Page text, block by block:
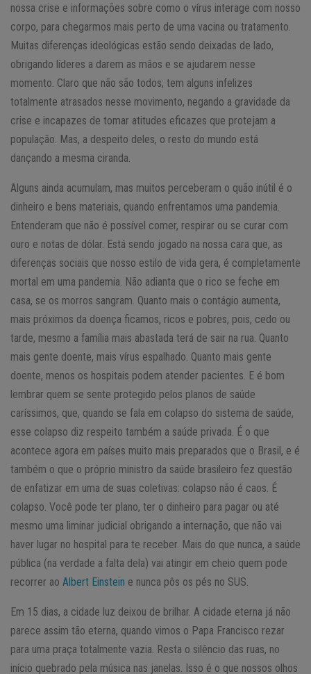
nossa crise e informações sobre como o vírus interage com nosso
corpo, para chegarmos mais perto de uma vacina ou tratamento.
Muitas diferenças ideológicas estão sendo deixadas de lado,
obrigando líderes a darem as mãos e se ajudarem nesse
momento. Claro que não são todos; tem alguns infelizes
totalmente atrasados nesse movimento, negando a gravidade da
crise e incapazes de tomar atitudes eficazes que protejam a
população. Mas, a despeito deles, o resto do mundo está
dançando a mesma ciranda.
Alguns ainda acumulam, mas muitos perceberam o quão inútil é o
dinheiro e bens materiais, quando enfrentamos uma pandemia.
Entenderam que não é possível comer, respirar ou se curar com
ouro e notas de dólar. Está sendo jogado na nossa cara que, as
diferenças sociais que nosso estilo de vida gera, é completamente
mortal em uma pandemia. Não adianta que o rico se feche em
casa, se os morros sangram. Quanto mais o contágio aumenta,
mais próximos da doença ficamos, ricos e pobres, pois, cedo ou
tarde, mesmo a família mais abastada terá de sair na rua. Quanto
mais gente doente, mais vírus espalhado. Quanto mais gente
doente, menos os hospitais podem atender pacientes. E é bom
lembrar quem se sente protegido pelos planos de saúde
caríssimos, que, quando se fala em colapso do sistema de saúde,
esse colapso diz respeito também a saúde privada. É o que
acontece agora em países muito mais preparados que o Brasil, e é
também o que o próprio ministro da saúde brasileiro fez questão
de enfatizar em uma de suas coletivas: colapso não é caos. É
colapso. Você pode ter plano, ter o dinheiro para pagar ou até
mesmo uma liminar judicial obrigando a internação, que não vai
haver lugar no hospital para te receber. Mais do que nunca, a saúde
pública (na verdade a falta dela) vai atingir em cheio quem pode
recorrer ao Albert Einstein e nunca pôs os pés no SUS.
Em 15 dias, a cidade luz deixou de brilhar. A cidade eterna já não
parece assim tão eterna, quando vimos o Papa Francisco rezar
para uma praça totalmente vazia. Resta o silêncio das ruas, no
início quebrado pela música nas janelas. Isso é o que nossos olhos